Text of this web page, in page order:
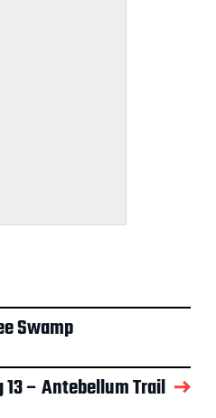
Swamp
13 – Antebellum Trail